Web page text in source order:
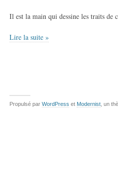
Il est la main qui dessine les traits de
Lire la suite »
Propulsé par WordPress et Modernist , un